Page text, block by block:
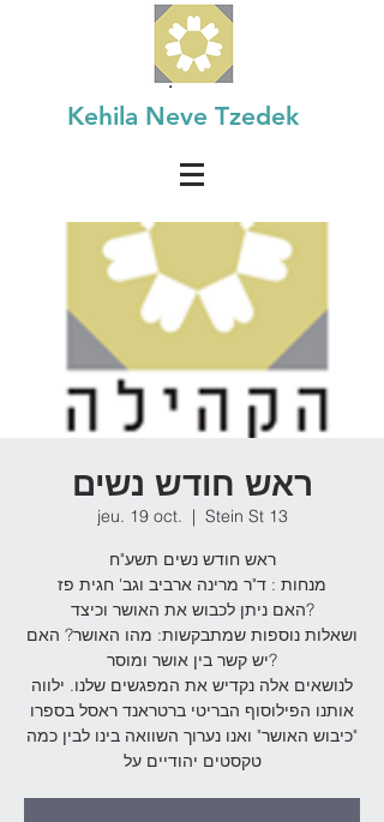
Kehila Neve Tzedek
ראש חודש נשים
jeu. 19 oct.
  |
Stein St 13
ראש חודש נשים תשע"ח
מנחות : ד"ר מרינה ארביב וגב' חגית פז
האם ניתן לכבוש את האושר וכיצד?
ושאלות נוספות שמתבקשות: מהו האושר? האם
יש קשר בין אושר ומוסר?
לנושאים אלה נקדיש את המפגשים שלנו. ילווה
אותנו הפילוסוף הבריטי ברטראנד ראסל בספרו
"כיבוש האושר" ואנו נערוך השוואה בינו לבין כמה
טקסטים יהודיים על